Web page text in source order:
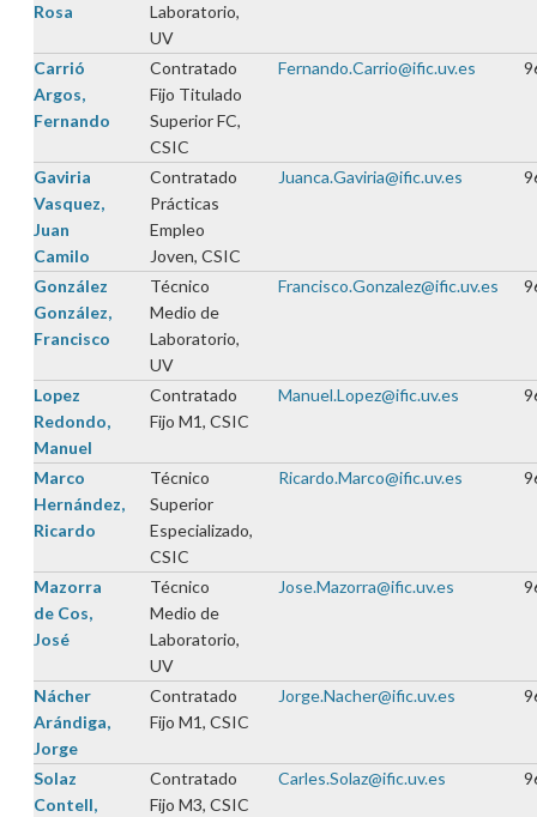
Rosa
Laboratorio,
UV
Carrió
Argos,
Fernando
Contratado
Fijo Titulado
Superior FC,
CSIC
Fernando.Carrio@ific.uv.es
Gaviria
Vasquez,
Juan
Camilo
Contratado
Prácticas
Empleo
Joven, CSIC
Juanca.Gaviria@ific.uv.es
González
González,
Francisco
Técnico
Medio de
Laboratorio,
UV
Francisco.Gonzalez@ific.uv.es
Lopez
Redondo,
Manuel
Contratado
Fijo M1, CSIC
Manuel.Lopez@ific.uv.es
Marco
Hernández,
Ricardo
Técnico
Superior
Especializado,
CSIC
Ricardo.Marco@ific.uv.es
Mazorra
de Cos,
José
Técnico
Medio de
Laboratorio,
UV
Jose.Mazorra@ific.uv.es
Nácher
Arándiga,
Jorge
Contratado
Fijo M1, CSIC
Jorge.Nacher@ific.uv.es
Solaz
Contell,
Contratado
Fijo M3, CSIC
Carles.Solaz@ific.uv.es